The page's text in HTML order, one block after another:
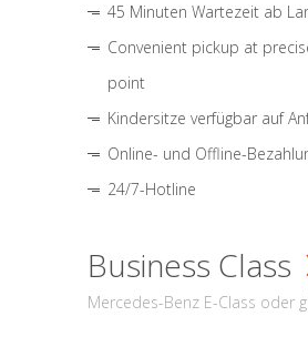
45 Minuten Wartezeit ab
Convenient pickup at
point
Kindersitze verfügbar auf
Online- und Offline-
24/7-Hotline
Business Class
Mercedes-Benz E-Class oder